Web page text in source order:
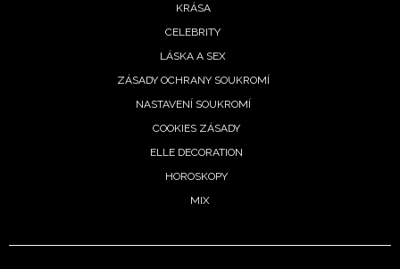
KRÁSA
CELEBRITY
LÁSKA A SEX
ZÁSADY OCHRANY SOUKROMÍ
NASTAVENÍ SOUKROMÍ
COOKIES ZÁSADY
ELLE DECORATION
HOROSKOPY
MIX